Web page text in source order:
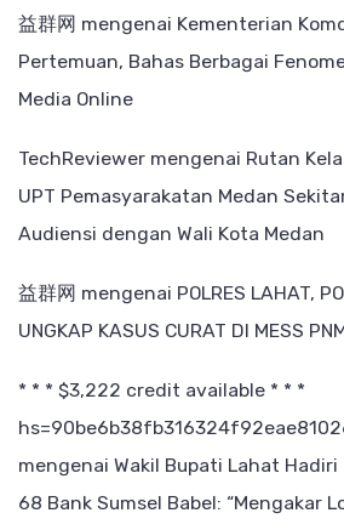
益群网 mengenai Kementerian
Pertemuan, Bahas Berbagai
Media Online
TechReviewer mengenai Rutan
UPT Pemasyarakatan Medan
Audiensi dengan Wali Kota Medan
益群网 mengenai POLRES LAHAT,
UNGKAP KASUS CURAT DI MESS
* * * $3,222 credit available * * *
mengenai Wakil Bupati Lahat Hadiri
68 Bank Sumsel Babel: “Mengakar